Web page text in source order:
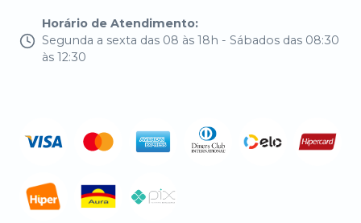
Horário de Atendimento:
Segunda a sexta das 08 às 18h - Sábados das 08:30
às 12:30